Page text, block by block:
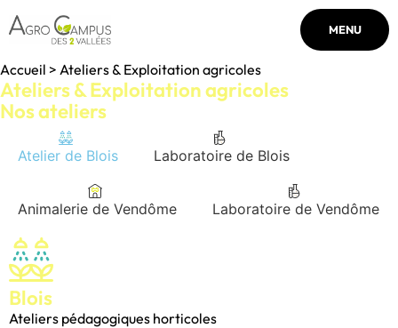
MENU
Accueil > Ateliers & Exploitation agricoles
Ateliers & Exploitation agricoles
Nos ateliers
Atelier de Blois Laboratoire de Blois
Animalerie de Vendôme Laboratoire de Vendôme
Blois
Ateliers pédagogiques horticoles